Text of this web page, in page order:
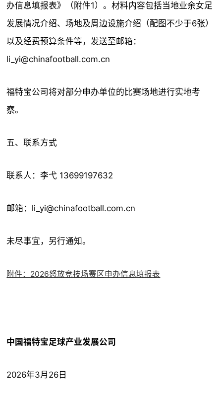
办信息填报表》（附件1）。材料内容包括当地业余女足
发展情况介绍、场地及周边设施介绍（配图不少于6张）
以及经费预算条件等，发送至邮箱：
li_yi@chinafootball.com.cn
福特宝公司将对部分申办单位的比赛场地进行实地考
察。
五、联系方式
联系人：李弋 13699197632
邮箱：li_yi@chinafootball.com.cn
未尽事宜，另行通知。
附件：2026怒放竞技场赛区申办信息填报表
中国福特宝足球产业发展公司
2026年3月26日